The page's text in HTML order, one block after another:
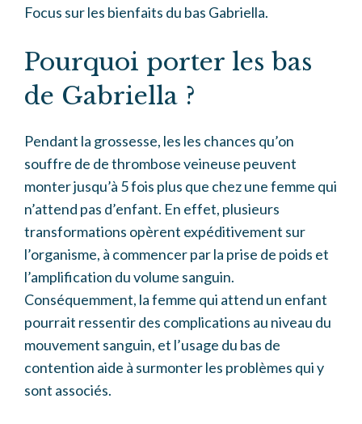
Focus sur les bienfaits du bas Gabriella.
Pourquoi porter les bas
de Gabriella ?
Pendant la grossesse, les les chances qu’on
souffre de de thrombose veineuse peuvent
monter jusqu’à 5 fois plus que chez une femme qui
n’attend pas d’enfant. En effet, plusieurs
transformations opèrent expéditivement sur
l’organisme, à commencer par la prise de poids et
l’amplification du volume sanguin.
Conséquemment, la femme qui attend un enfant
pourrait ressentir des complications au niveau du
mouvement sanguin, et l’usage du bas de
contention aide à surmonter les problèmes qui y
sont associés.